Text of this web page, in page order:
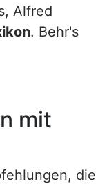
Alfred
. Behr's
mit
die